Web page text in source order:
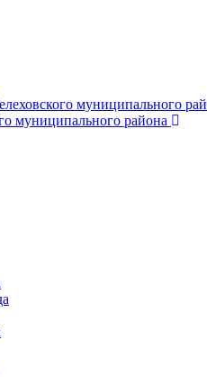
муниципального
муниципального района